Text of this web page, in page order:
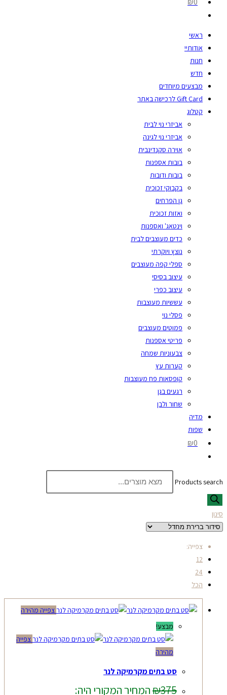
ראשי
אודותיי
חנות
חדש
מבצעים מיוחדים
Gift Card לרכישה באתר
קטלוג
אביזרי נוי לבית
אביזרי נוי לגינה
אוירה סקנדינבית
בובות אספנות
בובות ודובות
בקבוקי זכוכית
גן הפרחים
ואזות זכוכית
וינטאג' ואספנות
כדים מעוצבים לבית
נוצץ ויוקרתי
ספלי קפה מעוצבים
עיצוב בסיסי
עיצוב כפרי
עששיות מעוצבות
פסלי נוי
פמוטים מעוצבים
פריטי אספנות
צבעוניות שמחה
קערות עץ
קופסאות פח מעוצבות
רגעים בגן
שחור ולבן
מדיה
שפות
₪0
Products search
סינון
צפייה:
12
24
הכל
צפייה מהירה
מבצע!
צפייה
מהירה
סט בתים מקרמיקה לנר
₪375
המחיר המקורי היה: